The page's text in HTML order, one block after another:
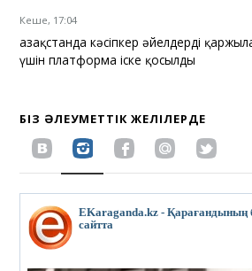
Кеше, 17:04
Қазақстанда кәсіпкер әйелдерді
үшін платформа іске қосылды
БІЗ ӘЛЕУМЕТТІК ЖЕЛІЛЕРДЕ
EKaraganda.kz - Қарағандының
сайтта